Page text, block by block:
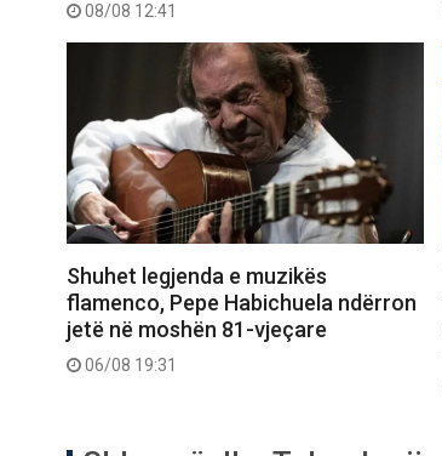
08/08 12:41
Shuhet legjenda e muzikës
flamenco, Pepe Habichuela ndërron
jetë në moshën 81-vjeçare
06/08 19:31